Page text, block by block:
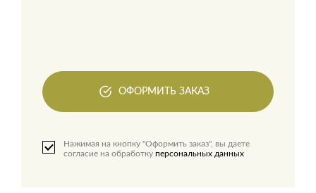
ОФОРМИТЬ ЗАКАЗ
Нажимая на кнопку "Оформить заказ", вы даете
согласие на обработку персональных данных